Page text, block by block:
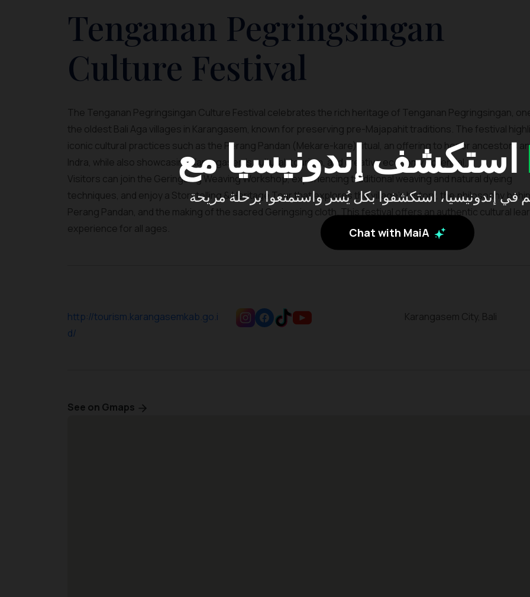
استكشف إندونيسيا مع
Chat with MaiA
Tenganan Pegringsingan
Culture Festival
The Tenganan Pegringsingan Culture Festival celebrates the rich heritage of Tenganan Pegringsingan,
the oldest Bali Aga villages in Karangasem, known for preserving pre-Majapahit traditions. The festival
iconic cultural practices such as the Perang Pandan (Mekare-kare) ritual, an offering to honor ancestors
Indra, while also showcasing Karangasem’s cultural, tourism, and creative economy potential.
Visitors can join the Geringsing Weaving Workshop, experiencing traditional weaving and natural dyeing
techniques, and enjoy a Storytelling & Heritage Tour that explores the village’s history, the philosophy
Perang Pandan, and the making of the sacred Geringsing cloth. This festival offers an authentic cultural
experience for all ages.
http://tourism.karangasemkab.go.i
d/
Karangasem City, Bali
See on Gmaps